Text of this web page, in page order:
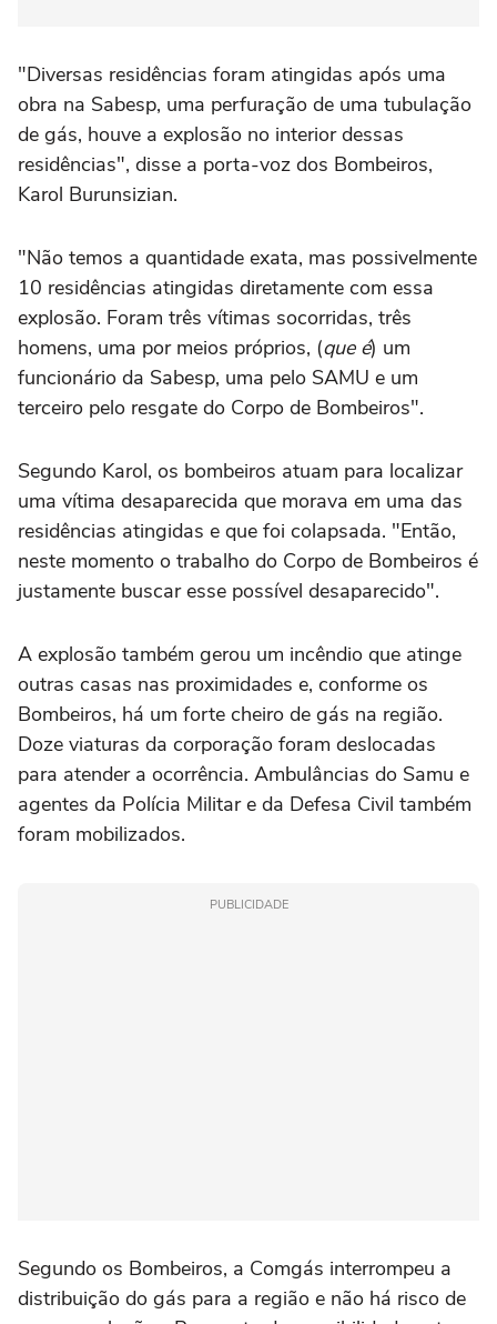
"Diversas residências foram atingidas após uma
obra na Sabesp, uma perfuração de uma tubulação
de gás, houve a explosão no interior dessas
residências", disse a porta-voz dos Bombeiros,
Karol Burunsizian.
"Não temos a quantidade exata, mas possivelmente
10 residências atingidas diretamente com essa
explosão. Foram três vítimas socorridas, três
homens, uma por meios próprios, (que é) um
funcionário da Sabesp, uma pelo SAMU e um
terceiro pelo resgate do Corpo de Bombeiros".
Segundo Karol, os bombeiros atuam para localizar
uma vítima desaparecida que morava em uma das
residências atingidas e que foi colapsada. "Então,
neste momento o trabalho do Corpo de Bombeiros é
justamente buscar esse possível desaparecido".
A explosão também gerou um incêndio que atinge
outras casas nas proximidades e, conforme os
Bombeiros, há um forte cheiro de gás na região.
Doze viaturas da corporação foram deslocadas
para atender a ocorrência. Ambulâncias do Samu e
agentes da Polícia Militar e da Defesa Civil também
foram mobilizados.
PUBLICIDADE
Segundo os Bombeiros, a Comgás interrompeu a
distribuição do gás para a região e não há risco de